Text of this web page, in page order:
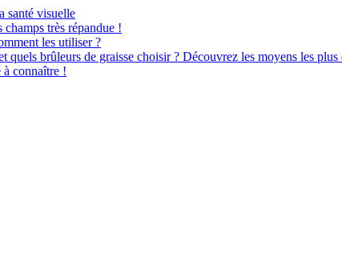
santé visuelle
champs très répandue !
les utiliser ?
quels brûleurs de graisse choisir ? Découvrez les moyens les plus
connaître !